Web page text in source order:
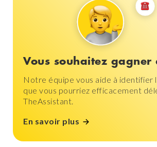
Vous souhaitez gagner
Notre équipe vous aide à identifier
que vous pourriez efficacement
TheAssistant.
En savoir plus